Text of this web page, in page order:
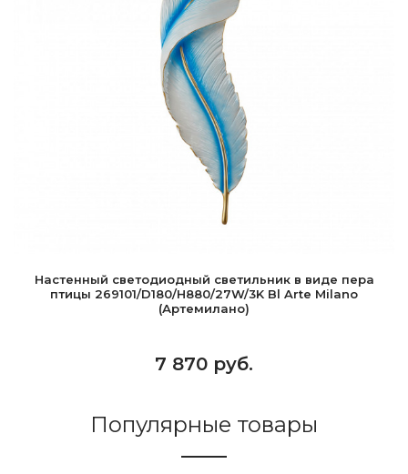
Настенный светодиодный светильник в виде пера
птицы 269101/D180/H880/27W/3K Bl Arte Milano
(Артемилано)
7 870 руб.
Популярные товары